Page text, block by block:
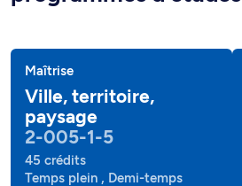
Maîtrise
Ville, territoire,
paysage
2-005-1-5
45 crédits
Temps plein , Demi-temps